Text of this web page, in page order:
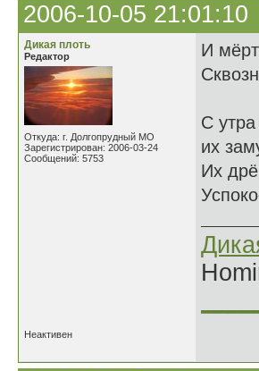
2006-10-05 21:01:10
Дикая плоть
Редактор
Откуда: г. Долгопрудный МО
Зарегистрирован: 2006-03-24
Сообщений: 5753
И
С
их
Их
Неактивен